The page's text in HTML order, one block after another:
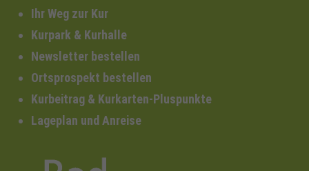
Ihr Weg zur Kur
Kurpark & Kurhalle
Newsletter bestellen
Ortsprospekt bestellen
Kurbeitrag & Kurkarten-Pluspunkte
Lageplan und Anreise